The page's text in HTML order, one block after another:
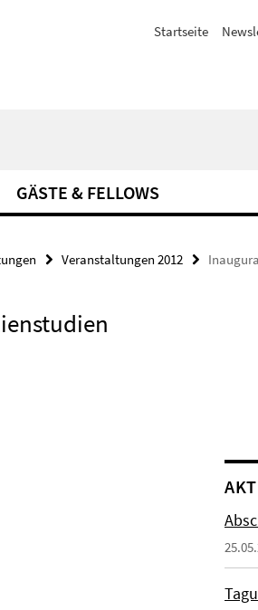
Startseite
GÄSTE & FELLOWS
Veranstaltungen 2012